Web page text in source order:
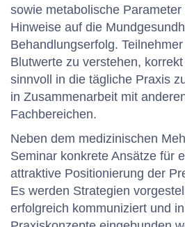
sowie metabolische
Hinweise auf die
Behandlungserfolg.
Blutwerte zu verstehen,
sinnvoll in die tägliche Praxis
in Zusammenarbeit mit
Fachbereichen.
Neben dem medizinischen
Seminar konkrete Ansätze für
attraktive Positionierung der
Es werden Strategien
erfolgreich kommuniziert und